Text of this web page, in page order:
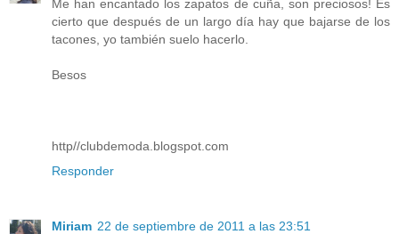
Me han encantado los zapatos de cuña, son preciosos! Es
cierto que después de un largo día hay que bajarse de los
tacones, yo también suelo hacerlo.
Besos
http//clubdemoda.blogspot.com
Responder
Miriam 22 de septiembre de 2011 a las 23:51